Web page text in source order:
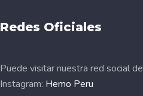
Redes Oficiales
Puede visitar nuestra red social de
Instagram: Hemo Peru